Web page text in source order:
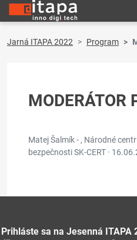
Jarná ITAPA 2022 Program
MODERÁTOR
Matej Šalmík - , Národné
bezpečnosti SK-CERT ·
Prihláste sa na Jesenná ITAPA